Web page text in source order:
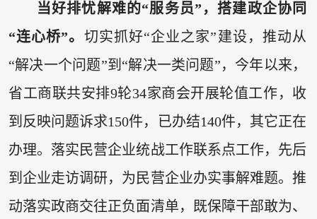
当好排忧解难的“服务员”，搭建政企协同
“连心桥”。 切实抓好“企业之家”建设，推动从
“解决一个问题”到“解决一类问题”，今年以来，
省工商联共安排9轮34家商会开展轮值工作，收
到反映问题诉求150件，已办结140件，其它正在
办理。落实民营企业统战工作联系点工作，先后
到企业走访调研，为民营企业办实事解难题。推
动落实政商交往正负面清单，既保障干部敢为、